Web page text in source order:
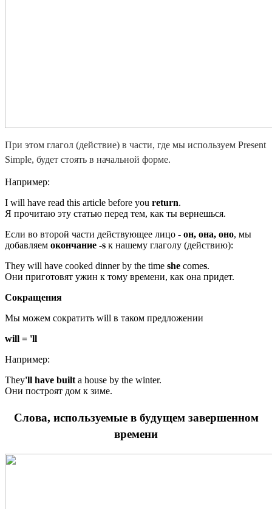
При этом глагол (действие) в части, где мы используем Present
Simple, будет стоять в начальной форме.
Например:
I will have read this article before you return.
Я прочитаю эту статью перед тем, как ты вернешься.
Если во второй части действующее лицо - он, она, оно, мы
добавляем окончание -s к нашему глаголу (действию):
They will have cooked dinner by the time she comes.
Они приготовят ужин к тому времени, как она придет.
Сокращения
Мы можем сократить will в таком предложении
will = 'll
Например:
They'll have built a house by the winter.
Они построят дом к зиме.
Слова, используемые в будущем завершенном
времени